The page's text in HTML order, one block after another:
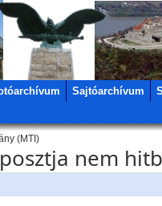
Sajtóarchívum
(MTI)
nem